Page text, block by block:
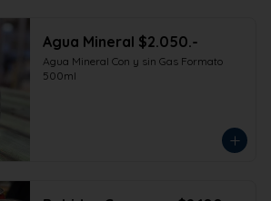
Agua Mineral $2.050.-
Agua Mineral Con y sin Gas Formato
500ml